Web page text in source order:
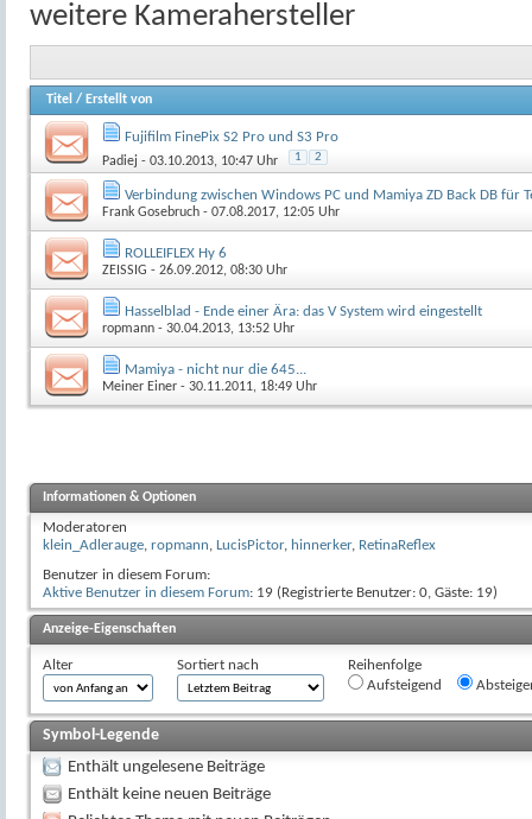
weitere Kamerahersteller
Titel / Erstellt von
Fujifilm FinePix S2 Pro und S3 Pro
Padiej - 03.10.2013, 10:47 Uhr 1 2
Verbindung zwischen Windows PC und Mamiya ZD Back DB für
Frank Gosebruch - 07.08.2017, 12:05 Uhr
ROLLEIFLEX Hy 6
ZEISSIG - 26.09.2012, 08:30 Uhr
Hasselblad - Ende einer Ära: das V System wird eingestellt
ropmann - 30.04.2013, 13:52 Uhr
Mamiya - nicht nur die 645...
Meiner Einer - 30.11.2011, 18:49 Uhr
Informationen & Optionen
Moderatoren
klein_Adlerauge, ropmann, LucisPictor, hinnerker, RetinaReflex
Benutzer in diesem Forum:
Aktive Benutzer in diesem Forum: 19 (Registrierte Benutzer: 0, Gäste: 19)
Anzeige-Eigenschaften
Alter Sortiert nach
Reihenfolge
Aufsteigend
Symbol-Legende
Enthält ungelesene Beiträge
Enthält keine neuen Beiträge